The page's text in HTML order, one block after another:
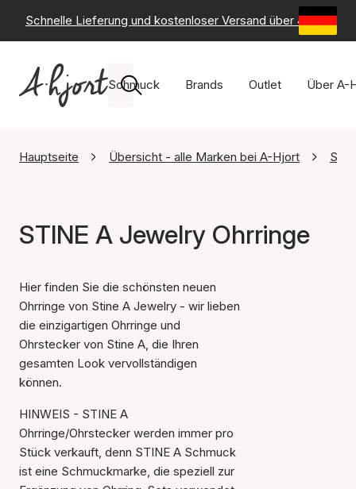
Schnelle Lieferung und kostenloser Versand über 49 € -
Schmuck Brands Outlet Über A-
Hauptseite Übersicht - alle Marken bei A-Hjort
STINE A Jewelry Ohrringe
Hier finden Sie die schönsten neuen
Ohrringe von Stine A Jewelry - wir lieben
die einzigartigen Ohrringe und
Ohrstecker von Stine A, die Ihren
gesamten Look vervollständigen
können.
HINWEIS - STINE A
Ohrringe/Ohrstecker werden immer pro
Stück verkauft, denn STINE A Schmuck
ist eine Schmuckmarke, die speziell zur